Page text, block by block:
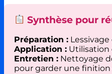
Synthèse pour
Préparation :
Application : Utilisation
Entretien : Nettoyage
pour garder une